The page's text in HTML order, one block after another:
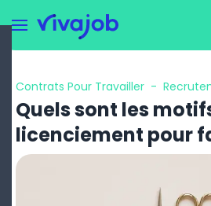
Contrats Pour Travailler -
Quels sont les
licenciement pour